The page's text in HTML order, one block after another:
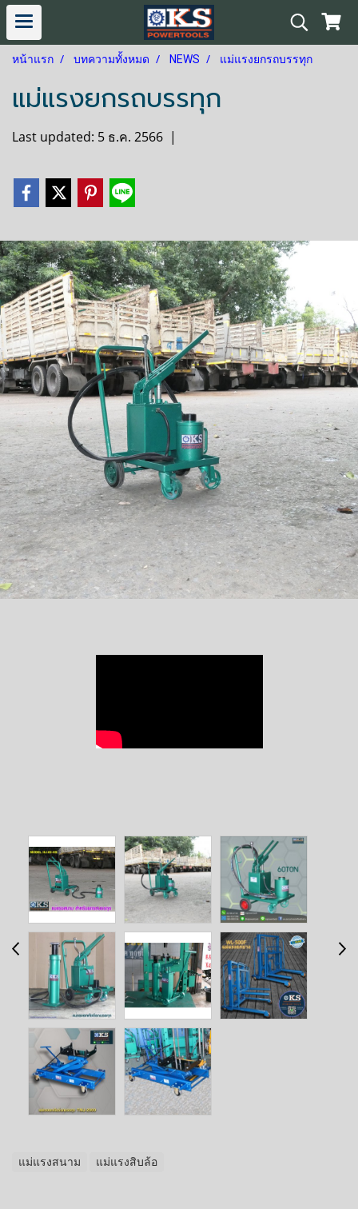
หน้าแรก บทความทั้งหมด NEWS แม่แรงยกรถบรรทุก
แม่แรงยกรถบรรทุก
Last updated: 5 ธ.ค. 2566 |
แม่แรงสนาม แม่แรงสิบล้อ